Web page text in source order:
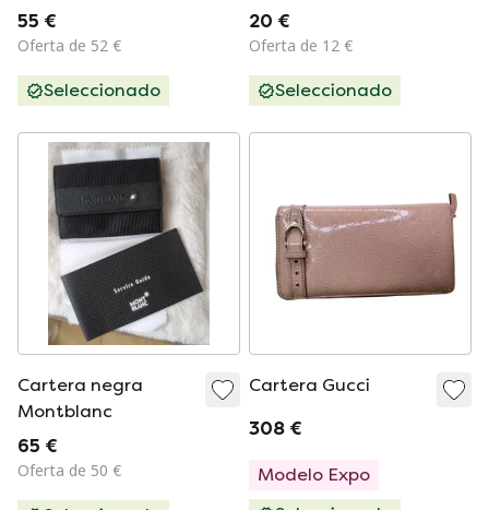
Spade
55 €
Oferta de 52 €
Seleccionado
20 €
Oferta de 12 €
Seleccionado
Cartera negra
Montblanc
65 €
Oferta de 50 €
Cartera Gucci
308 €
Modelo Expo